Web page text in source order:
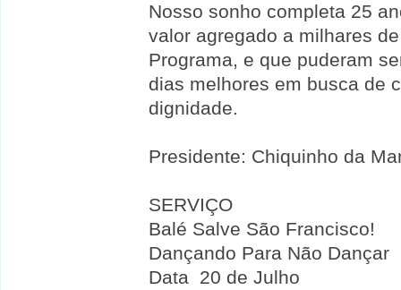
Nosso sonho completa 25
valor agregado a milhares
Programa, e que puderam
dias melhores em busca de
dignidade.
Presidente: Chiquinho da
SERVIÇO
Balé Salve São Francisco!
Dançando Para Não Dançar
Data 20 de Julho